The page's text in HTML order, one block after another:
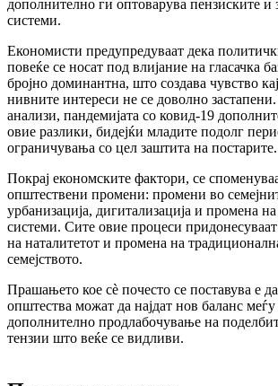
дополнително ги оптоварува пензиските и
системи.
Економисти предупредуваат дека
повеќе се носат под влијание на гласачка
бројно доминантна, што создава чувство
нивните интереси не се доволно
анализи, пандемијата со ковид-19
овие разлики, бидејќи младите подолг
ограничувања со цел заштита на постарите.
Покрај економските фактори, се
општествени промени: промени во
урбанизација, дигитализација и промена
системи. Сите овие процеси
на наталитетот и промена на
семејството.
Прашањето кое сè почесто се поставува е
општества можат да најдат нов баланс
дополнително продлабочување на
тензии што веќе се видливи.